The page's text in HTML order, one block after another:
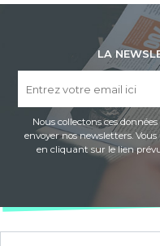
LA
Nous collectons ces
envoyer nos newsletters.
en cliquant sur le lien